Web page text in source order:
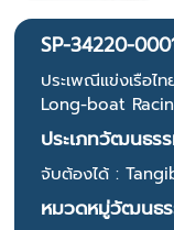
SP-34220-
ประเพณีแข่งเรือไท
Long-boat
ประเภทวัฒนธร
จับต้องได้ :
หมวดหมู่วัฒนธ